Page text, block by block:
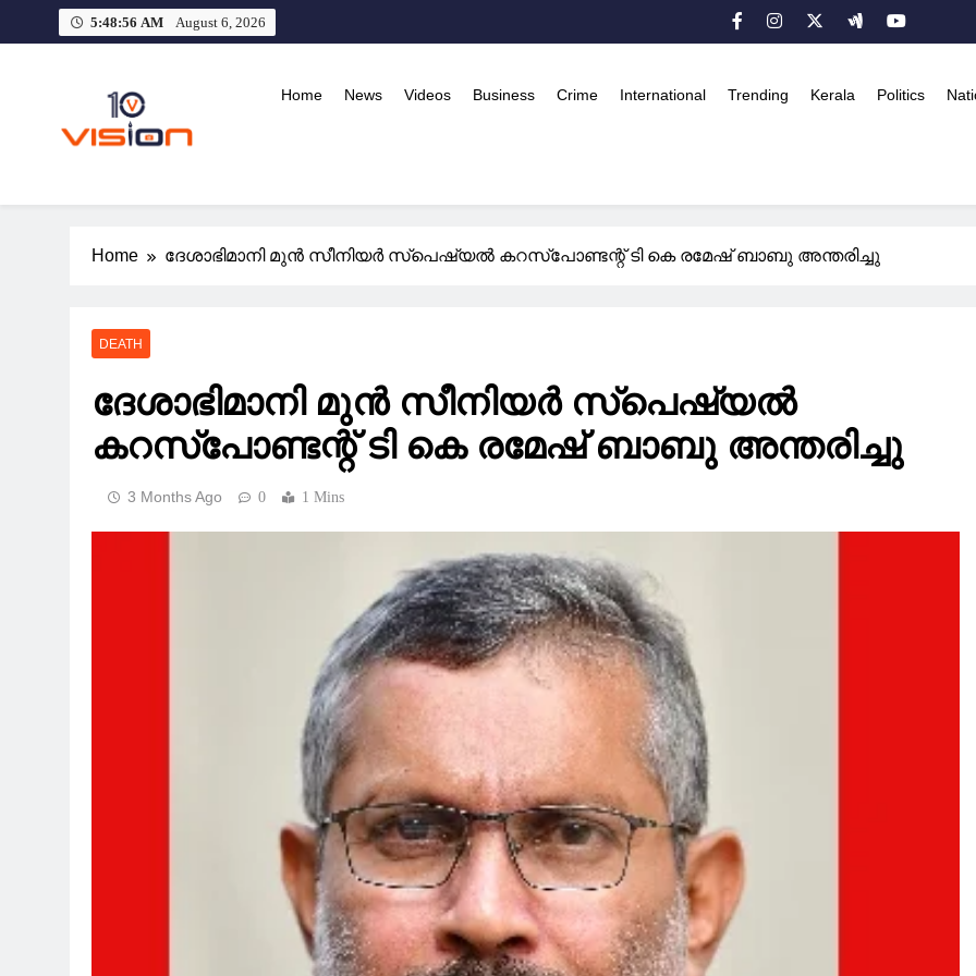
5:48:57 AM August 6, 2026
Home News Videos Business Crime International Trending Kerala Politics
Home ദേശാഭിമാനി മുൻ സീനിയർ സ്പെഷ്യൽ കറസ്‌പോണ്ടന്റ്‌ ടി കെ രമേഷ്‌ ബാബു അന്തരിച്ചു
DEATH
ദേശാഭിമാനി മുൻ സീനിയർ സ്പെഷ്യൽ
കറസ്‌പോണ്ടന്റ്‌ ടി കെ രമേഷ്‌ ബാബു അന്തരിച്ചു
3 Months Ago 0 1 Mins
CRIME
പ്രണയത്തിൽ നിന്ന് പിന്മാറിയ
യുവതിയെ കൊല്ലാന്‍
പെണ്‍വേഷം കെട്ടി ഗുരുവാ യൂരില്‍
എത്തിയ യുവാവ് അടക്കം 4 പേർ
പിടിയില്‍.
4 days ago